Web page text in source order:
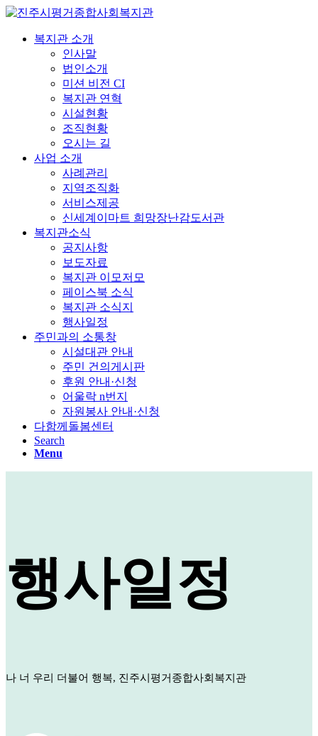
복지관 소개
인사말
법인소개
미션 비전 CI
복지관 연혁
시설현황
조직현황
오시는 길
사업 소개
사례관리
지역조직화
서비스제공
신세계이마트 희망장난감도서관
복지관소식
공지사항
보도자료
복지관 이모저모
페이스북 소식
복지관 소식지
행사일정
주민과의 소통창
시설대관 안내
주민 건의게시판
후원 안내·신청
어울락 n번지
자원봉사 안내·신청
다함께돌봄센터
Search
Menu
행사일정
나 너 우리 더불어 행복, 진주시평거종합사회복지관